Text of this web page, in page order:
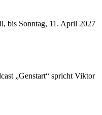
bis Sonntag, 11. April 2027
„Genstart“ spricht Viktor